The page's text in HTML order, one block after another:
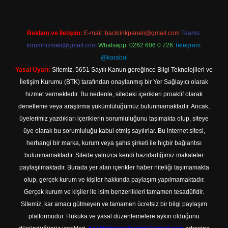
Reklam ve İletişim: E-mail: backlinkpaneli@gmail.com Teams:
forumhizmeti@gmail.com Whatsapp: 0262 606 0 726 Telegram:
@karabul
Yasal Uyarı: Sitemiz, 5651 Sayılı Kanun gereğince Bilgi Teknolojileri ve
İletişim Kurumu (BTK) tarafından onaylanmış bir Yer Sağlayıcı olarak
hizmet vermektedir. Bu nedenle, sitedeki içerikleri proaktif olarak
denetleme veya araştırma yükümlülüğümüz bulunmamaktadır. Ancak,
üyelerimiz yazdıkları içeriklerin sorumluluğunu taşımakta olup, siteye
üye olarak bu sorumluluğu kabul etmiş sayılırlar. Bu internet sitesi,
herhangi bir marka, kurum veya şahıs şirketi ile hiçbir bağlantısı
bulunmamaktadır. Sitede yalnızca kendi hazırladığımız makaleler
paylaşılmaktadır. Burada yer alan içerikler haber niteliği taşımamakta
olup, gerçek kurum ve kişiler hakkında paylaşım yapılmamaktadır.
Gerçek kurum ve kişiler ile isim benzerlikleri tamamen tesadüfidir.
Sitemiz, kar amacı gütmeyen ve tamamen ücretsiz bir bilgi paylaşım
platformudur. Hukuka ve yasal düzenlemelere aykırı olduğunu